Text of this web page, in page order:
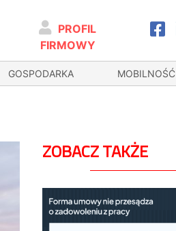
PROFIL
FIRMOWY
GOSPODARKA MOBILNOŚĆ
ZOBACZ TAKŻE